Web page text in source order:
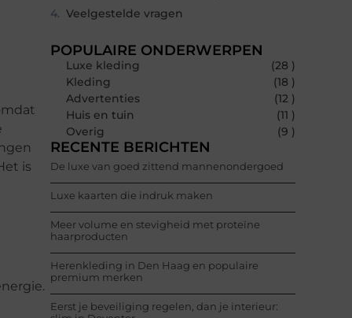
is
Veelgestelde vragen
POPULAIRE ONDERWERPEN
Luxe kleding
(28 )
Kleding
(18 )
Advertenties
(12 )
Huis en tuin
(11 )
Overig
(9 )
RECENTE BERICHTEN
De luxe van goed zittend mannenondergoed
Luxe kaarten die indruk maken
Meer volume en stevigheid met proteïne
haarproducten
Herenkleding in Den Haag en populaire
premium merken
Eerst je beveiliging regelen, dan je interieur: